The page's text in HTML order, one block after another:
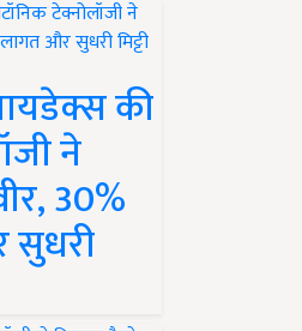
की
ने
30%